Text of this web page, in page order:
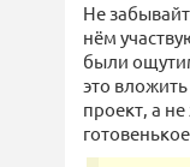
Не
нём
были
это
проект, а